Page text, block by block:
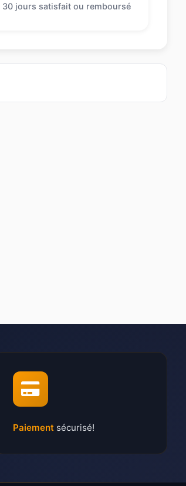
30 jours satisfait ou remboursé
Paiement sécurisé!